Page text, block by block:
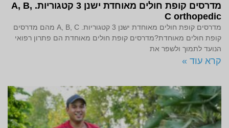
מדרסים קופת חולים מאוחדת ישנן 3 קטגוריות. A, B,
C orthopedic
מדרסים קופת חולים מאוחדת ישנן 3 קטגוריות. A, B, C מהם מדרסים
קופת חולים מאוחדת?מדרסים קופת חולים מאוחדת הם פתרון רפואי
הנועד לתמוך ולשפר את
קרא עוד »